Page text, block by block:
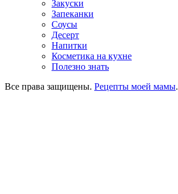
Закуски
Запеканки
Соусы
Десерт
Напитки
Косметика на кухне
Полезно знать
Все права защищены. Рецепты моей мамы.